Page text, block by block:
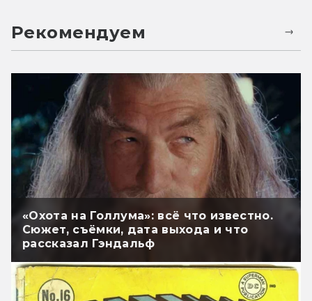
Рекомендуем
«Охота на Голлума»: всё что известно.
Сюжет, съёмки, дата выхода и что
рассказал Гэндальф